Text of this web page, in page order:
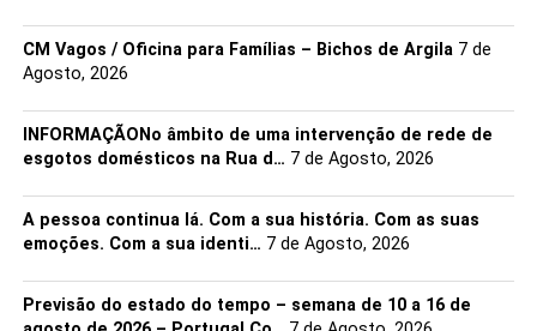
CM Vagos / Oficina para Famílias – Bichos de Argila 7 de
Agosto, 2026
INFORMAÇÃONo âmbito de uma intervenção de rede de
esgotos domésticos na Rua d… 7 de Agosto, 2026
A pessoa continua lá. Com a sua história. Com as suas
emoções. Com a sua identi… 7 de Agosto, 2026
Previsão do estado do tempo – semana de 10 a 16 de